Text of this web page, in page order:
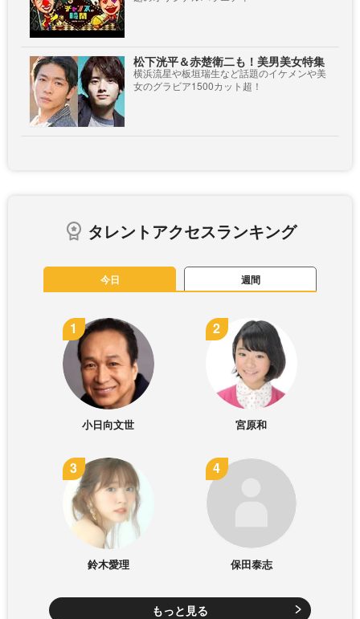
松下洸平＆赤楚衛二も！美男美女特集
横浜流星や板垣瑞生など話題のイケメンや美
女のグラビア1500カット超！
タレントアクセスランキング
今日 週間
小日向文世 宮原和
鈴木愛理 保田泰志
もっと見る